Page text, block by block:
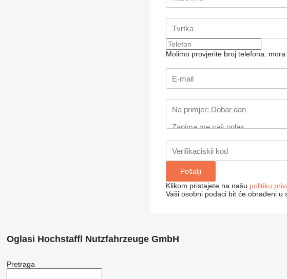
Molimo provjerite broj telefona:
Klikom pristajete na našu politiku
Vaši osobni podaci bit će obrađeni u
Oglasi Hochstaffl Nutzfahrzeuge GmbH
Pretraga